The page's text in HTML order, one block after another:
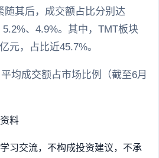
随其后，成交额占比分别达
、4.9%。其中，TMT板块
元，占比近45.7%。
均成交额占市场比例（截至6月
料
习交流，不构成投资建议，不承